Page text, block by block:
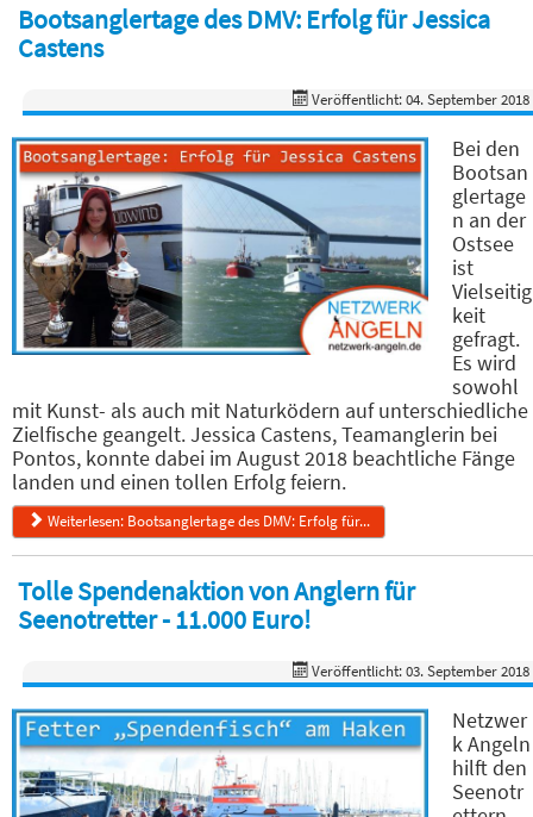
Bootsanglertage des DMV: Erfolg für Jessica
Castens
Veröffentlicht: 04. September 2018
Bei den
Bootsan
glertage
n an der
Ostsee
ist
Vielseitig
keit
gefragt.
Es wird
sowohl
mit Kunst- als auch mit Naturködern auf unterschiedliche
Zielfische geangelt. Jessica Castens, Teamanglerin bei
Pontos, konnte dabei im August 2018 beachtliche Fänge
landen und einen tollen Erfolg feiern.
Weiterlesen: Bootsanglertage des DMV: Erfolg für...
Tolle Spendenaktion von Anglern für
Seenotretter - 11.000 Euro!
Veröffentlicht: 03. September 2018
Netzwer
k Angeln
hilft den
Seenotr